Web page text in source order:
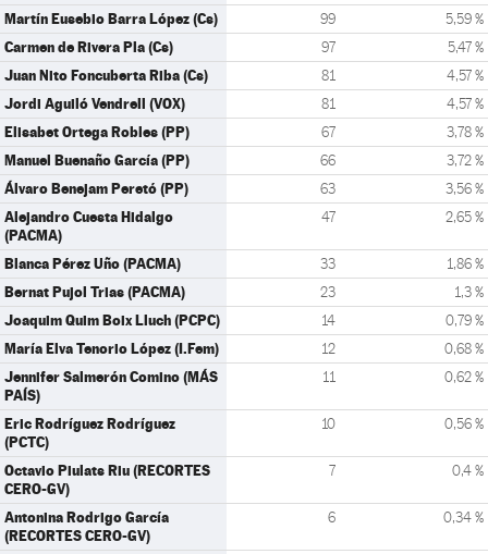
Martín Eusebio Barra López (Cs) 99 5,59 %
Carmen de Rivera Pla (Cs) 97 5,47 %
Juan Nito Foncuberta Riba (Cs) 81 4,57 %
Jordi Aguiló Vendrell (VOX) 81 4,57 %
Elisabet Ortega Robles (PP) 67 3,78 %
Manuel Buenaño García (PP) 66 3,72 %
Álvaro Benejam Peretó (PP) 63 3,56 %
Alejandro Cuesta Hidalgo
(PACMA)
47 2,65 %
Blanca Pérez Uño (PACMA) 33 1,86 %
Bernat Pujol Trias (PACMA) 23 1,3 %
Joaquim Quim Boix Lluch (PCPC) 14 0,79 %
María Elva Tenorio López (I.Fem) 12 0,68 %
Jennifer Salmerón Comino (MÁS
PAÍS)
11 0,62 %
Eric Rodríguez Rodríguez
(PCTC)
10 0,56 %
Octavio Piulats Riu (RECORTES
CERO-GV)
7 0,4 %
Antonina Rodrigo García
(RECORTES CERO-GV)
6 0,34 %